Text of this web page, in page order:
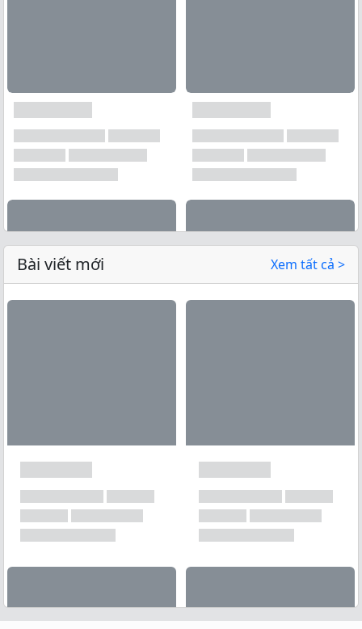
Bài viết mới Xem tất cả >